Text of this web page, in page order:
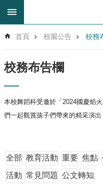
跳到主要內容區塊
階
搜
首
頁
網
雲
林
縣
首頁 校園公告 校務
校務布告欄
本校舞蹈科受邀於「2024國慶焰
們一起觀賞孩子們帶來的精采演出
全部 教育活動 重要 焦點
活動 常見問題 公文轉知